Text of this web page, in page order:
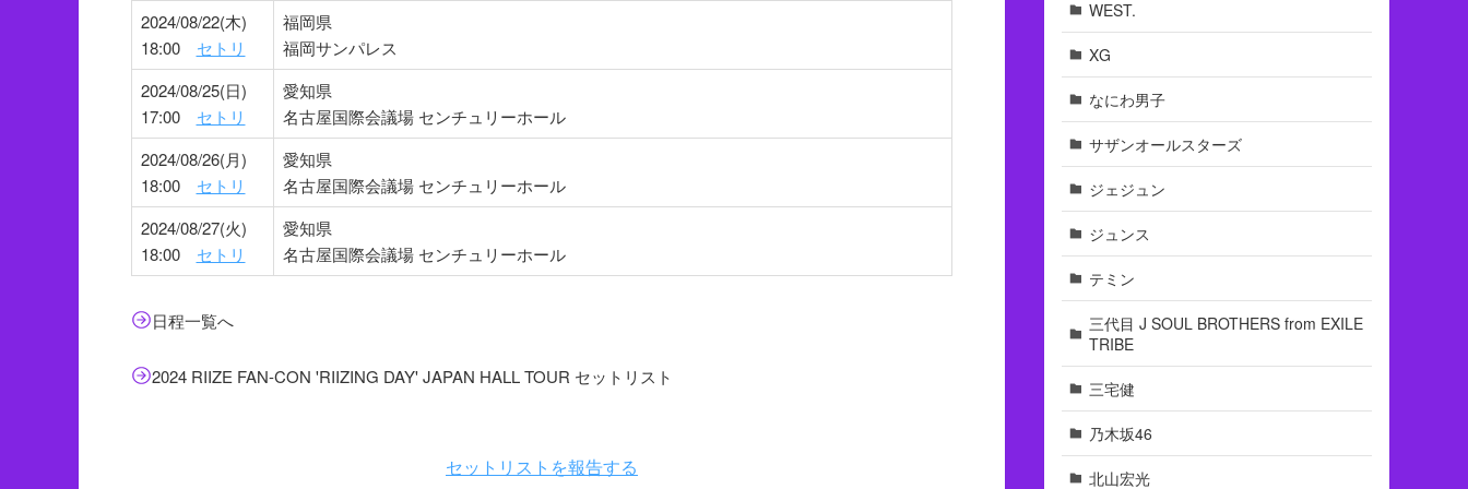
2024/08/22(木)
18:00 セトリ
福岡県
福岡サンパレス
2024/08/25(日)
17:00 セトリ
愛知県
名古屋国際会議場 センチュリーホール
2024/08/26(月)
18:00 セトリ
愛知県
名古屋国際会議場 センチュリーホール
2024/08/27(火)
18:00 セトリ
愛知県
名古屋国際会議場 センチュリーホール
日程一覧へ
2024 RIIZE FAN-CON 'RIIZING DAY' JAPAN HALL TOUR セットリスト
セットリストを報告する
WEST.
XG
なにわ男子
サザンオールスターズ
ジェジュン
ジュンス
テミン
三代目 J SOUL BROTHERS from EXILE
TRIBE
三宅健
乃木坂46
北山宏光